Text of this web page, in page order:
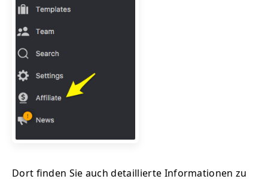
Dort finden Sie auch detaillierte Informationen zu